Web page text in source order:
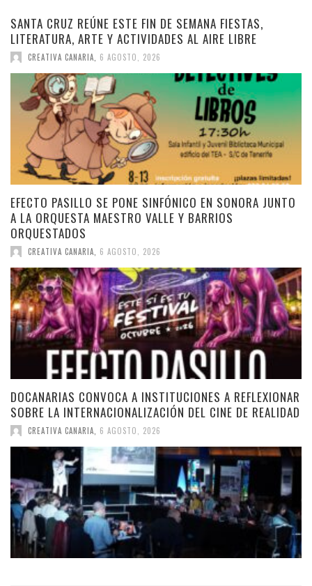
SANTA CRUZ REÚNE ESTE FIN DE SEMANA FIESTAS,
LITERATURA, ARTE Y ACTIVIDADES AL AIRE LIBRE
CREATIVA CANARIA, 6 AGOSTO, 2026
EFECTO PASILLO SE PONE SINFÓNICO EN SONORA JUNTO
A LA ORQUESTA MAESTRO VALLE Y BARRIOS
ORQUESTADOS
CREATIVA CANARIA 6 AGOSTO, 2026
DOCANARIAS CONVOCA A INSTITUCIONES A REFLEXIONAR
SOBRE LA INTERNACIONALIZACIÓN DEL CINE DE REALIDAD
CREATIVA CANARIA 6 AGOSTO, 2026